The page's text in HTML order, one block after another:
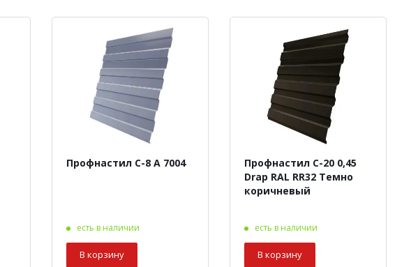
Профнастил С-8 А 7004
есть в наличии
В корзину
Профнастил С-20 0,45
Drap RAL RR32 Темно
коричневый
есть в наличии
В корзину